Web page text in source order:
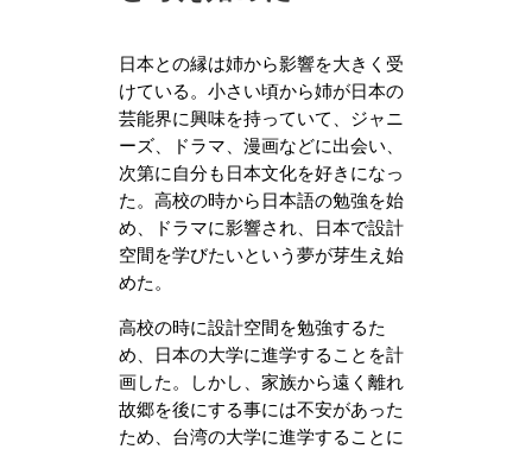
日本との縁は姉から影響を大きく受
けている。小さい頃から姉が日本の
芸能界に興味を持っていて、ジャニ
ーズ、ドラマ、漫画などに出会い、
次第に自分も日本文化を好きになっ
た。高校の時から日本語の勉強を始
め、ドラマに影響され、日本で設計
空間を学びたいという夢が芽生え始
めた。
高校の時に設計空間を勉強するた
め、日本の大学に進学することを計
画した。しかし、家族から遠く離れ
故郷を後にする事には不安があった
ため、台湾の大学に進学することに